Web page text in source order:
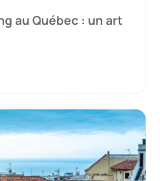
au Québec : un art